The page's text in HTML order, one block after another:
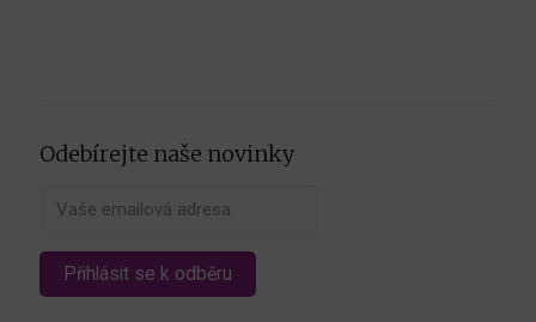
Odebírejte naše novinky